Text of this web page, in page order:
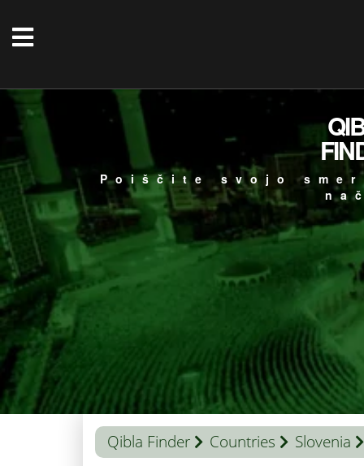
Poiščite svojo
Qibla Finder Countries Slovenia